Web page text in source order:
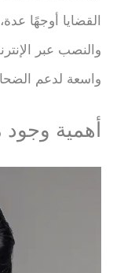
القضايا أوجهًا
والنصب عبر
واسعة لدعم
أهمية